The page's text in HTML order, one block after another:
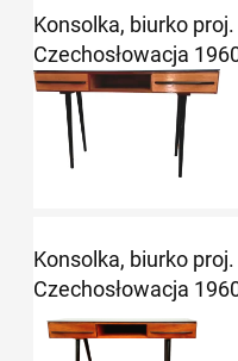
Konsolka, biurko
Czechosłowacja
Konsolka, biurko
Czechosłowacja